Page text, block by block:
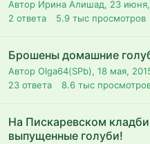
Автор Ирина Алишад, 23
2 ответа 5.9 тыс просмотров
Брошены домашние
Автор Olga64(SPb), 18 мая,
23 ответа 8.6 тыс
На Пискаревском
выпущенные голуби!